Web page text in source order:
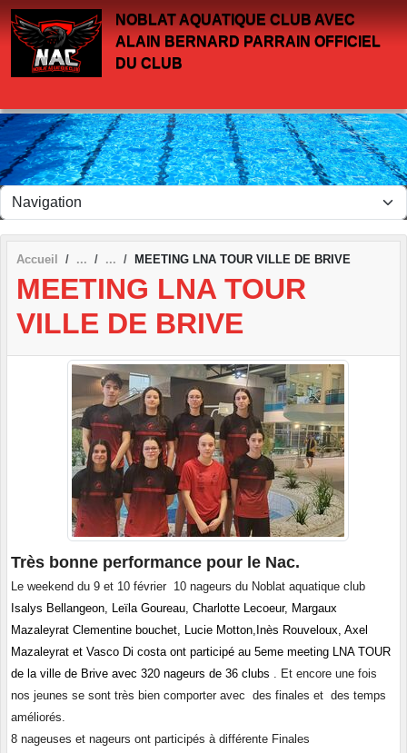
NOBLAT AQUATIQUE CLUB AVEC
ALAIN BERNARD PARRAIN OFFICIEL
DU CLUB
Accueil MEETING LNA TOUR VILLE DE BRIVE
MEETING LNA TOUR
VILLE DE BRIVE
Très bonne performance pour le Nac.
Le weekend du 9 et 10 février 10 nageurs du Noblat aquatique club
salys Bellangeon, Leïla Goureau, Charlotte Lecoeur, Margaux
Mazaleyrat Clementine bouchet, Lucie Motton,Inès Rouveloux, Axel
Mazaleyrat et Vasco Di costaont participé au 5eme meeting LNA TOUR
de la ville de Brive avec 320 nageurs de 36 clubs . Et encore une fois
nos jeunes se sont très bien comporter avec des finales et des temps
améliorés.
8 nageuses et nageurs ont participés à différente Finales
Panneau de gestion des cookies